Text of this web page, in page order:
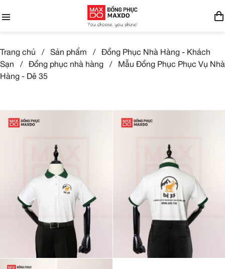
Trang chủ / Sản phẩm /
Đồng Phục Nhà Hàng - Khách
Sạn
/ Đồng phục nhà hàng /
Mẫu Đồng Phục Phục Vụ Nhà
Hàng - Dê 35